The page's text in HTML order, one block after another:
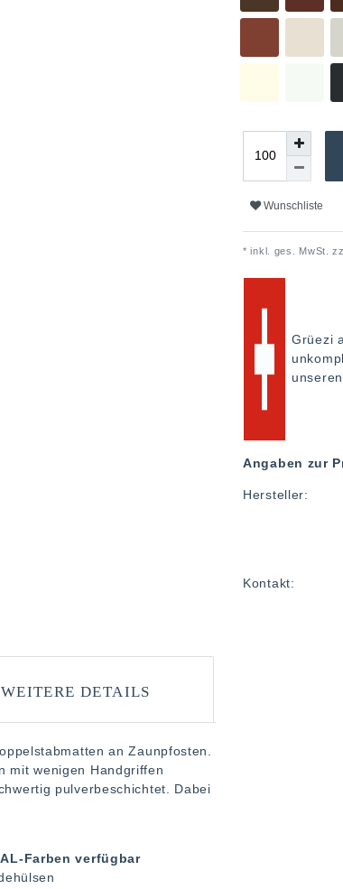
Wunschliste
* inkl. ges. MwSt.
Grüezi
unseren
Angaben zur
Hersteller:
Kontakt:
WEITERE DETAILS
an Zaunpfosten.
mit wenigen Handgriffen
pulverbeschichtet. Dabei
Farben verfügbar